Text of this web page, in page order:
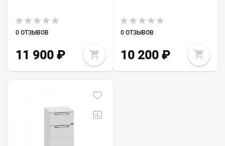
0 ОТЗЫВОВ
11 900 ₽
0 ОТЗЫВОВ
10 200₽